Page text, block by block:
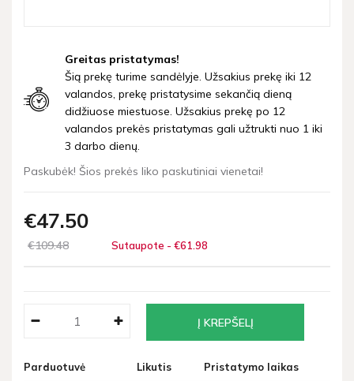
Greitas pristatymas!
Šią prekę turime sandėlyje. Užsakius prekę iki 12
valandos, prekę pristatysime sekančią dieną
didžiuose miestuose. Užsakius prekę po 12
valandos prekės pristatymas gali užtrukti nuo 1 iki
3 darbo dienų.
Paskubėk! Šios prekės liko paskutiniai vienetai!
€47 50
€10948 Sutaupote - €61 98
Parduotuvė Likutis Pristatymo laikas